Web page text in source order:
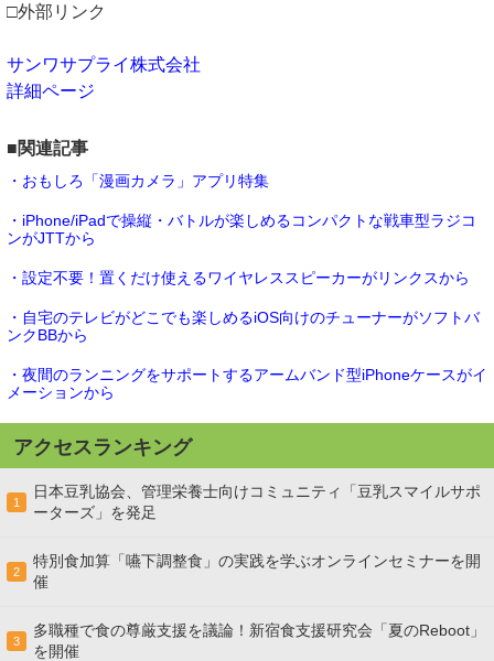
□外部リンク
サンワサプライ株式会社
詳細ページ
■関連記事
・おもしろ「漫画カメラ」アプリ特集
・iPhone/iPadで操縦・バトルが楽しめるコンパクトな戦車型ラジコ
ンがJTTから
・設定不要！置くだけ使えるワイヤレススピーカーがリンクスから
・自宅のテレビがどこでも楽しめるiOS向けのチューナーがソフトバ
ンクBBから
・夜間のランニングをサポートするアームバンド型iPhoneケースがイ
メーションから
アクセスランキング
1
日本豆乳協会、管理栄養士向けコミュニティ「豆乳スマイルサポ
ーターズ」を発足
2
特別食加算「嚥下調整食」の実践を学ぶオンラインセミナーを開
催
3
多職種で食の尊厳支援を議論！新宿食支援研究会「夏のReboot」
を開催